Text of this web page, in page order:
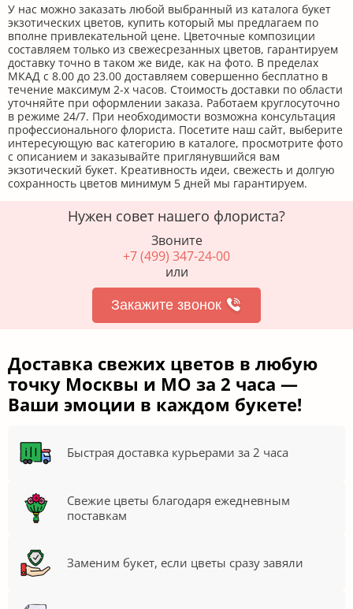
У нас можно заказать любой выбранный из каталога букет
экзотических цветов, купить который мы предлагаем по
вполне привлекательной цене. Цветочные композиции
составляем только из свежесрезанных цветов, гарантируем
доставку точно в таком же виде, как на фото. В пределах
МКАД с 8.00 до 23.00 доставляем совершенно бесплатно в
течение максимум 2-х часов. Стоимость доставки по области
уточняйте при оформлении заказа. Работаем круглосуточно
в режиме 24/7. При необходимости возможна консультация
профессионального флориста. Посетите наш сайт, выберите
интересующую вас категорию в каталоге, просмотрите фото
с описанием и заказывайте приглянувшийся вам
экзотический букет. Креативность идеи, свежесть и долгую
сохранность цветов минимум 5 дней мы гарантируем.
Нужен совет нашего флориста?
Звоните
+7 (499) 347-24-00
или
Закажите звонок
Доставка свежих цветов в любую
точку Москвы и МО за 2 часа —
Ваши эмоции в каждом букете!
Быстрая доставка курьерами за 2 часа
Свежие цветы благодаря ежедневным
поставкам
Заменим букет, если цветы сразу завяли